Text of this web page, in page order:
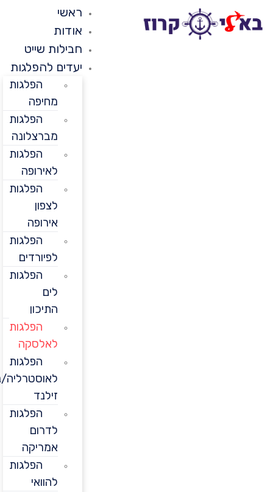
ראשי
אודות
חבילות שייט
יעדים להפלגות
הפלגות
מחיפה
הפלגות
מברצלונה
הפלגות
לאירופה
הפלגות
אירופה
הפלגות
לפיורדים
הפלגות
התיכון
הפלגות
לאלסקה
הפלגות
לאוסטרליה/ניו
הפלגות
לדרום
אמריקה
הפלגות